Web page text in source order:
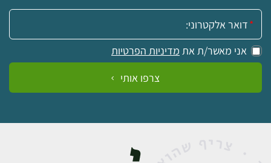
אימייל:
אני מאשר/ת את מדיניות הפרטיות
צרפו אותי